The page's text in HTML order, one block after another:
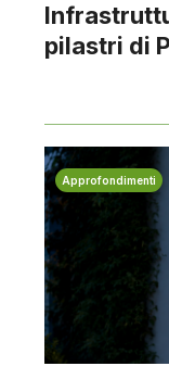
pilastri di
Approfondimenti